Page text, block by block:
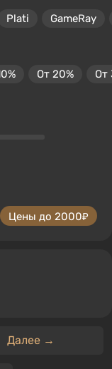
Plati GameRay
От 20% От
Цены до 2000₽
Далее →